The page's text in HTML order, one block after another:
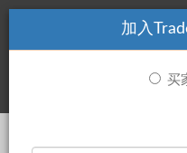
看起來你不是
百萬的進口商和出口商
加入
买